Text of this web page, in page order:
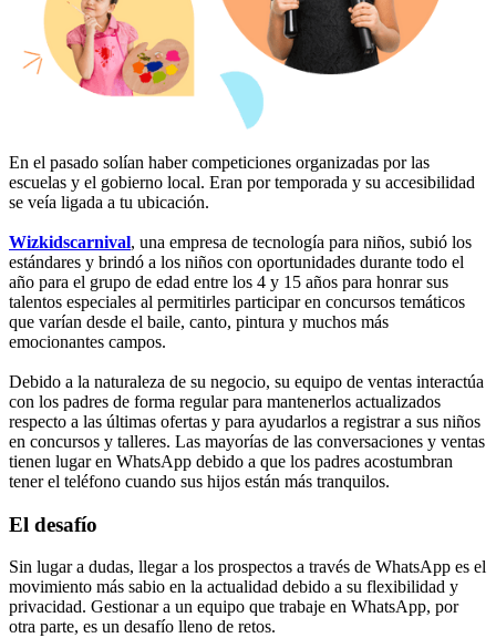
En el pasado solían haber competiciones organizadas por las
escuelas y el gobierno local. Eran por temporada y su accesibilidad
se veía ligada a tu ubicación.
Wizkidscarnival, una empresa de tecnología para niños, subió los
estándares y brindó a los niños con oportunidades durante todo el
año para el grupo de edad entre los 4 y 15 años para honrar sus
talentos especiales al permitirles participar en concursos temáticos
que varían desde el baile, canto, pintura y muchos más
emocionantes campos.
Debido a la naturaleza de su negocio, su equipo de ventas interactúa
con los padres de forma regular para mantenerlos actualizados
respecto a las últimas ofertas y para ayudarlos a registrar a sus niños
en concursos y talleres. Las mayorías de las conversaciones y ventas
tienen lugar en WhatsApp debido a que los padres acostumbran
tener el teléfono cuando sus hijos están más tranquilos.
El desafío
Sin lugar a dudas, llegar a los prospectos a través de WhatsApp es el
movimiento más sabio en la actualidad debido a su flexibilidad y
privacidad. Gestionar a un equipo que trabaje en WhatsApp, por
otra parte, es un desafío lleno de retos.